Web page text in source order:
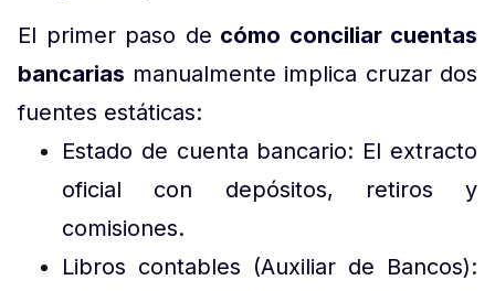
El primer paso de cómo conciliar cuentas
bancarias manualmente implica cruzar dos
fuentes estáticas:
Estado de cuenta bancario: El extracto
oficial con depósitos, retiros y
comisiones.
Libros contables (Auxiliar de Bancos):